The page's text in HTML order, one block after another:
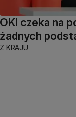
OKI czeka na
żadnych
Z KRAJU